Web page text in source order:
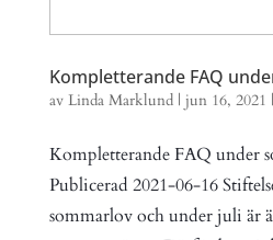
Kompletterande FAQ
av Linda Marklund| jun 16, 2021 |
Kompletterande FAQ under
Publicerad 2021-06-16
sommarlov och under juli är